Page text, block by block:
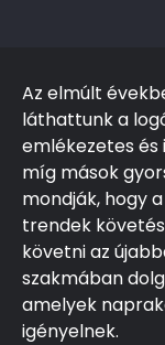
Az elmúlt
láthattunk a
emlékezetes és
míg mások
mondják, hogy
trendek
követni az
szakmában
amelyek
igényelnek.